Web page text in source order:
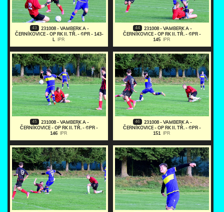
43
231008 - VAMBERK A -
ČERNÍKOVICE - OP RK II. TŘ. - ©PR - 143-
L
IPR
44
231008 - VAMBERK A -
ČERNÍKOVICE - OP RK II. TŘ. - ©PR -
145 IPR
45
231008 - VAMBERK A -
ČERNÍKOVICE - OP RK II. TŘ. - ©PR -
146 IPR
46
231008 - VAMBERK A -
ČERNÍKOVICE - OP RK II. TŘ. - ©PR -
151 IPR